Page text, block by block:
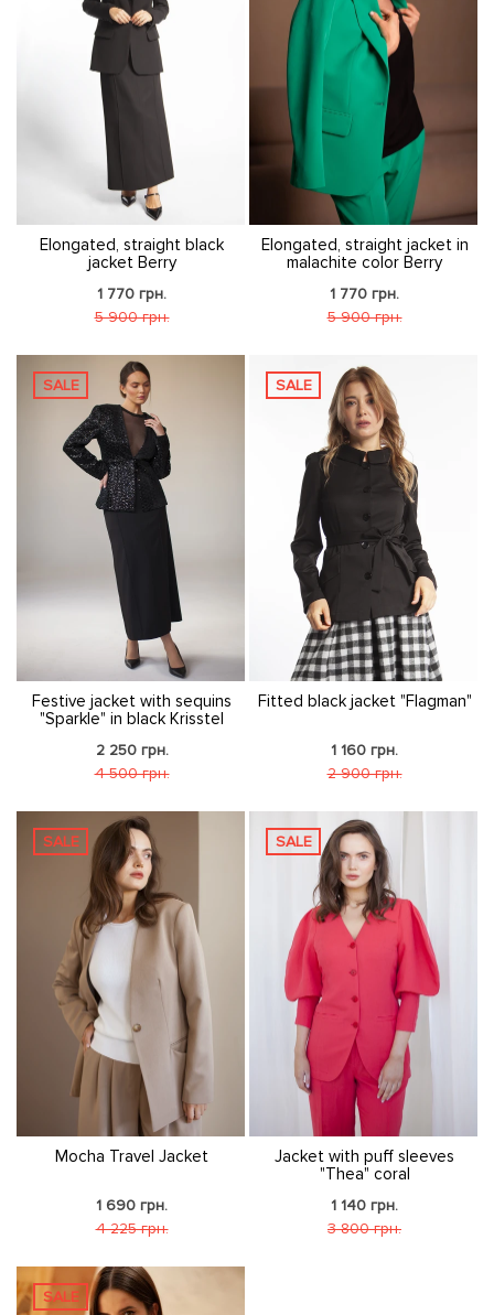
Elongated, straight black
jacket Berry
1 770 грн.
5 900 грн.
Elongated, straight jacket in
malachite color Berry
1 770 грн.
5 900 грн.
SALE
Festive jacket with sequins
"Sparkle" in black Krisstel
2 250 грн.
4 500 грн.
SALE
Fitted black jacket "Flagman"
1 160 грн.
2 900 грн.
SALE
Mocha Travel Jacket
1 690 грн.
4 225 грн.
SALE
Jacket with puff sleeves
"Thea" coral
1 140 грн.
3 800 грн.
SALE